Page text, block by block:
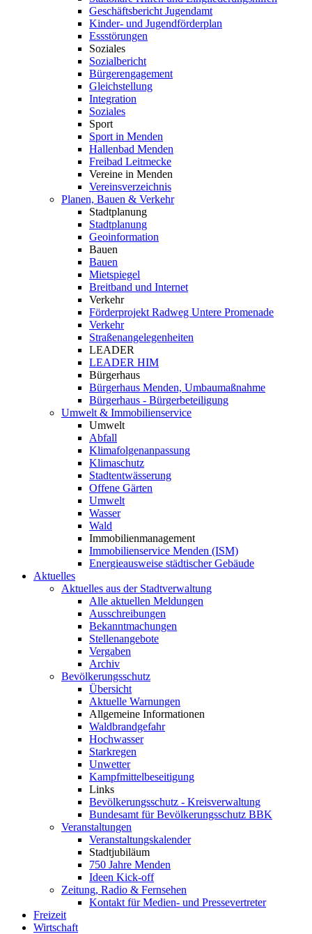
Geschäftsbericht Jugendamt
Kinder- und Jugendförderplan
Essstörungen
Soziales
Sozialbericht
Bürgerengagement
Gleichstellung
Integration
Soziales
Sport
Sport in Menden
Hallenbad Menden
Freibad Leitmecke
Vereine in Menden
Vereinsverzeichnis
Planen, Bauen & Verkehr
Stadtplanung
Stadtplanung
Geoinformation
Bauen
Bauen
Mietspiegel
Breitband und Internet
Verkehr
Förderprojekt Radweg Untere Promenade
Verkehr
Straßenangelegenheiten
LEADER
LEADER HIM
Bürgerhaus
Bürgerhaus Menden, Umbaumaßnahme
Bürgerhaus - Bürgerbeteiligung
Umwelt & Immobilienservice
Umwelt
Abfall
Klimafolgenanpassung
Klimaschutz
Stadtentwässerung
Offene Gärten
Umwelt
Wasser
Wald
Immobilienmanagement
Immobilienservice Menden (ISM)
Energieausweise städtischer Gebäude
Aktuelles
Aktuelles aus der Stadtverwaltung
Alle aktuellen Meldungen
Ausschreibungen
Bekanntmachungen
Stellenangebote
Vergaben
Archiv
Bevölkerungsschutz
Übersicht
Aktuelle Warnungen
Allgemeine Informationen
Waldbrandgefahr
Hochwasser
Starkregen
Unwetter
Kampfmittelbeseitigung
Links
Bevölkerungsschutz - Kreisverwaltung
Bundesamt für Bevölkerungsschutz BBK
Veranstaltungen
Veranstaltungskalender
Stadtjubiläum
750 Jahre Menden
Ideen Kick-off
Zeitung, Radio & Fernsehen
Kontakt für Medien- und Pressevertreter
Freizeit
Wirtschaft